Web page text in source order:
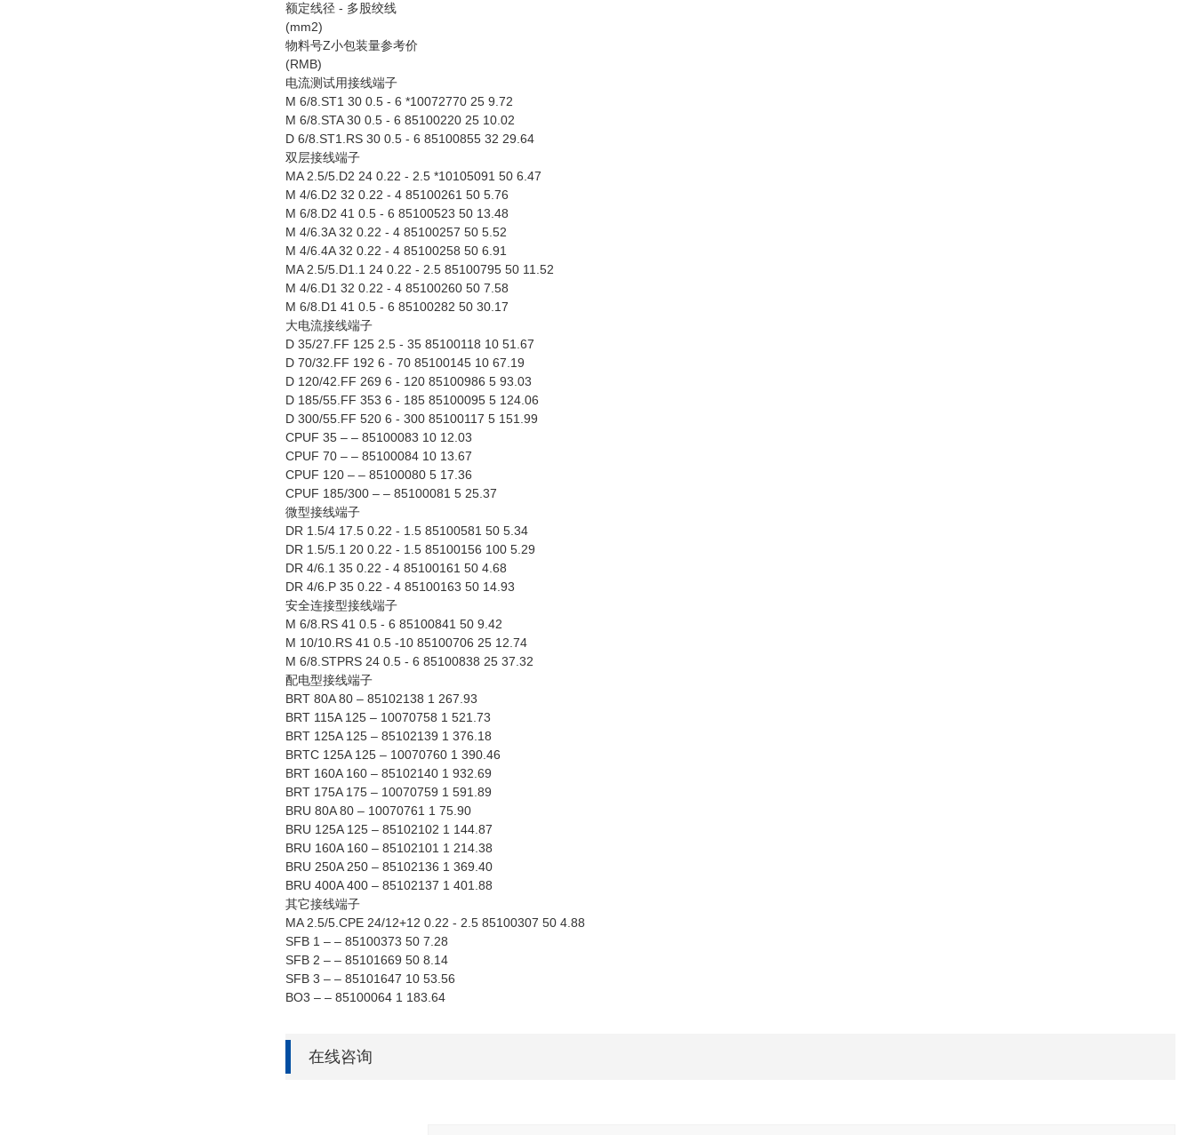
额定线径 - 多股绞线
(mm2)
物料号Z小包装量参考价
(RMB)
电流测试用接线端子
M 6/8.ST1 30 0.5 - 6 *10072770 25 9.72
M 6/8.STA 30 0.5 - 6 85100220 25 10.02
D 6/8.ST1.RS 30 0.5 - 6 85100855 32 29.64
双层接线端子
MA 2.5/5.D2 24 0.22 - 2.5 *10105091 50 6.47
M 4/6.D2 32 0.22 - 4 85100261 50 5.76
M 6/8.D2 41 0.5 - 6 85100523 50 13.48
M 4/6.3A 32 0.22 - 4 85100257 50 5.52
M 4/6.4A 32 0.22 - 4 85100258 50 6.91
MA 2.5/5.D1.1 24 0.22 - 2.5 85100795 50 11.52
M 4/6.D1 32 0.22 - 4 85100260 50 7.58
M 6/8.D1 41 0.5 - 6 85100282 50 30.17
大电流接线端子
D 35/27.FF 125 2.5 - 35 85100118 10 51.67
D 70/32.FF 192 6 - 70 85100145 10 67.19
D 120/42.FF 269 6 - 120 85100986 5 93.03
D 185/55.FF 353 6 - 185 85100095 5 124.06
D 300/55.FF 520 6 - 300 85100117 5 151.99
CPUF 35 – – 85100083 10 12.03
CPUF 70 – – 85100084 10 13.67
CPUF 120 – – 85100080 5 17.36
CPUF 185/300 – – 85100081 5 25.37
微型接线端子
DR 1.5/4 17.5 0.22 - 1.5 85100581 50 5.34
DR 1.5/5.1 20 0.22 - 1.5 85100156 100 5.29
DR 4/6.1 35 0.22 - 4 85100161 50 4.68
DR 4/6.P 35 0.22 - 4 85100163 50 14.93
安全连接型接线端子
M 6/8.RS 41 0.5 - 6 85100841 50 9.42
M 10/10.RS 41 0.5 -10 85100706 25 12.74
M 6/8.STPRS 24 0.5 - 6 85100838 25 37.32
配电型接线端子
BRT 80A 80 – 85102138 1 267.93
BRT 115A 125 – 10070758 1 521.73
BRT 125A 125 – 85102139 1 376.18
BRTC 125A 125 – 10070760 1 390.46
BRT 160A 160 – 85102140 1 932.69
BRT 175A 175 – 10070759 1 591.89
BRU 80A 80 – 10070761 1 75.90
BRU 125A 125 – 85102102 1 144.87
BRU 160A 160 – 85102101 1 214.38
BRU 250A 250 – 85102136 1 369.40
BRU 400A 400 – 85102137 1 401.88
其它接线端子
MA 2.5/5.CPE 24/12+12 0.22 - 2.5 85100307 50 4.88
SFB 1 – – 85100373 50 7.28
SFB 2 – – 85101669 50 8.14
SFB 3 – – 85101647 10 53.56
BO3 – – 85100064 1 183.64
在线咨询